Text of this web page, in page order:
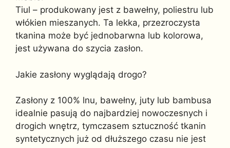
Tiul – produkowany jest z bawełny, poliestru lub
włókien mieszanych. Ta lekka, przezroczysta
tkanina może być jednobarwna lub kolorowa,
jest używana do szycia zasłon.
Jakie zasłony wyglądają drogo?
Zasłony z 100% lnu, bawełny, juty lub bambusa
idealnie pasują do najbardziej nowoczesnych i
drogich wnętrz, tymczasem sztuczność tkanin
syntetycznych już od dłuższego czasu nie jest